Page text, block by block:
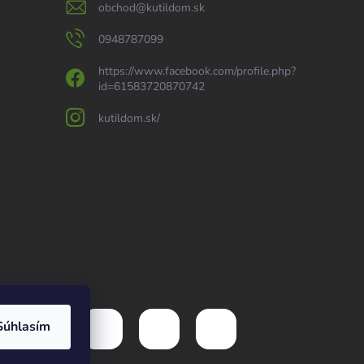
obchod@kutildom.sk
0948787099
https://www.facebook.com/profile.php?
id=61583720870742
kutildom.sk/